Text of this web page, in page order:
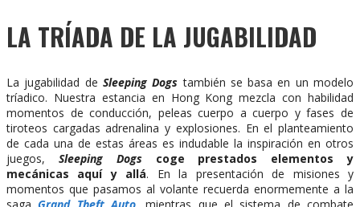
LA TRÍADA DE LA JUGABILIDAD
La jugabilidad de Sleeping Dogs también se basa en un modelo
tríadico. Nuestra estancia en Hong Kong mezcla con habilidad
momentos de conducción, peleas cuerpo a cuerpo y fases de
tiroteos cargadas adrenalina y explosiones. En el planteamiento
de cada una de estas áreas es indudable la inspiración en otros
juegos, Sleeping Dogs
coge prestados elementos y
mecánicas aquí y allá. En la presentación de misiones y
momentos que pasamos al volante recuerda enormemente a la